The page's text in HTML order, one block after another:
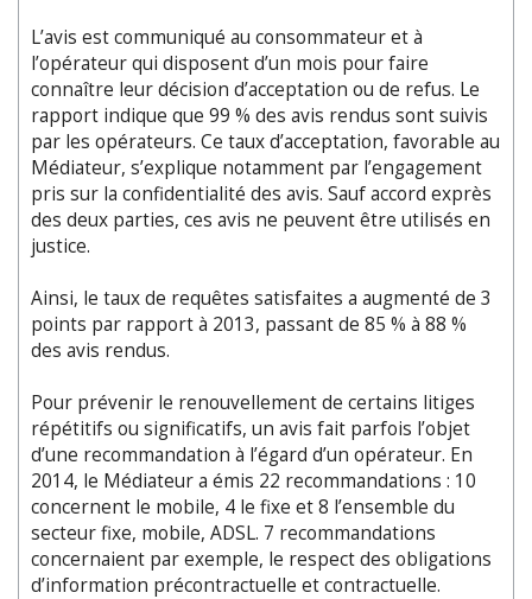
L’avis est communiqué au consommateur et à
l’opérateur qui disposent d’un mois pour faire
connaître leur décision d’acceptation ou de refus. Le
rapport indique que 99 % des avis rendus sont suivis
par les opérateurs. Ce taux d’acceptation, favorable au
Médiateur, s’explique notamment par l’engagement
pris sur la confidentialité des avis. Sauf accord exprès
des deux parties, ces avis ne peuvent être utilisés en
justice.
Ainsi, le taux de requêtes satisfaites a augmenté de 3
points par rapport à 2013, passant de 85 % à 88 %
des avis rendus.
Pour prévenir le renouvellement de certains litiges
répétitifs ou significatifs, un avis fait parfois l’objet
d’une recommandation à l’égard d’un opérateur. En
2014, le Médiateur a émis 22 recommandations : 10
concernent le mobile, 4 le fixe et 8 l’ensemble du
secteur fixe, mobile, ADSL. 7 recommandations
concernaient par exemple, le respect des obligations
d’information précontractuelle et contractuelle.